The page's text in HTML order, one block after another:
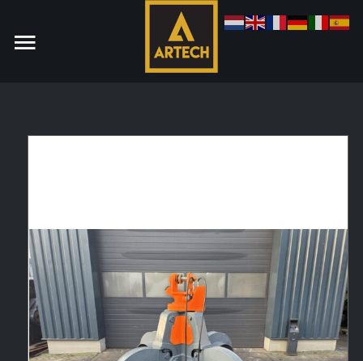
Spare parts manager
januari 2023
Vacatures
Login